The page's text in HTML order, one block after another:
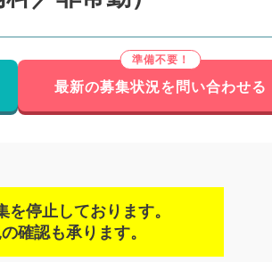
最新の募集状況を問い合わせる
停止しております。
確認も承ります。